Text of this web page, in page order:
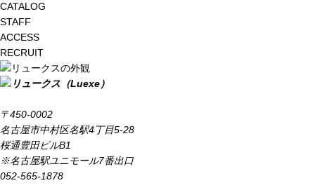
CATALOG
STAFF
ACCESS
RECRUIT
〒450-0002
名古屋市中村区名駅4丁目5-28
桜通豊田ビルB1
※名古屋駅ユニモール7番出口
052-565-1878